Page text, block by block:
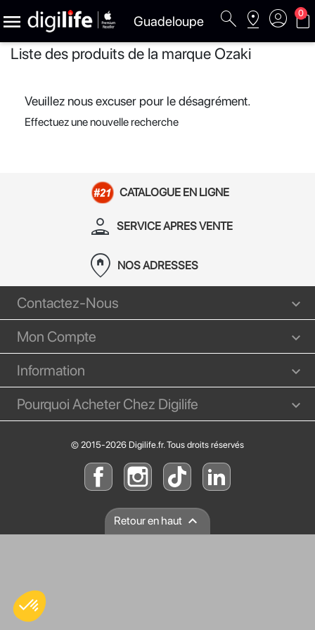
 Guadeloupe search pin_drop account_circle shopping_bag
0
Liste des produits de la marque Ozaki
Veuillez nous excuser pour le désagrément.
Effectuez une nouvelle recherche
CATALOGUE EN LIGNE
person_apron SERVICE APRES VENTE
home_pin NOS ADRESSES
Contactez-Nous
Mon Compte
Information
Pourquoi Acheter Chez Digilife
© 2015-2026 Digilife.fr. Tous droits réservés
Retour en haut 